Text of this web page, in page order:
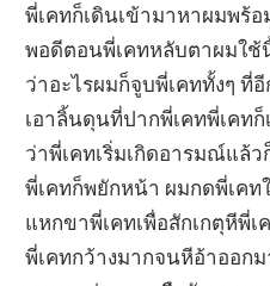
พี่เคทก็เดินเข้ามาหาผมพร้
พอดีตอนพี่เคทหลับตาผมใช้
ว่าอะไรผมก็จูบพี่เคททั้งๆ ที่
เอาลิ้นดุนที่ปากพี่เคทพี่เคท
ว่าพี่เคทเริ่มเกิดอารมณ์แล้
พี่เคทก็พยักหน้า ผมกดพี่เคท
แหกขาพี่เคทเพื่อสักเกตุหีพี่
พี่เคทกว้างมากจนหีอ้าออก